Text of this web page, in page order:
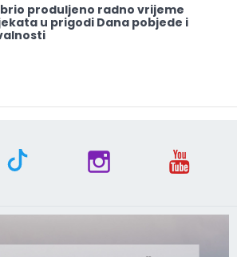
produljeno radno vrijeme
u prigodi Dana pobjede i